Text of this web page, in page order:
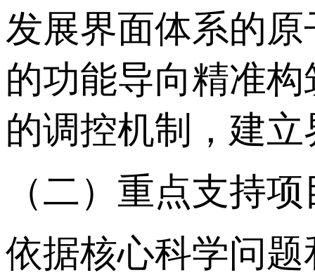
发展界面体系的
的功能导向精准
的调控机制，建
（二）重点支持
依据核心科学问